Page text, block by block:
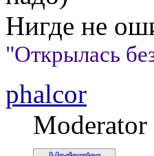
Нигде не
"Открылась
phalcor
Moderator